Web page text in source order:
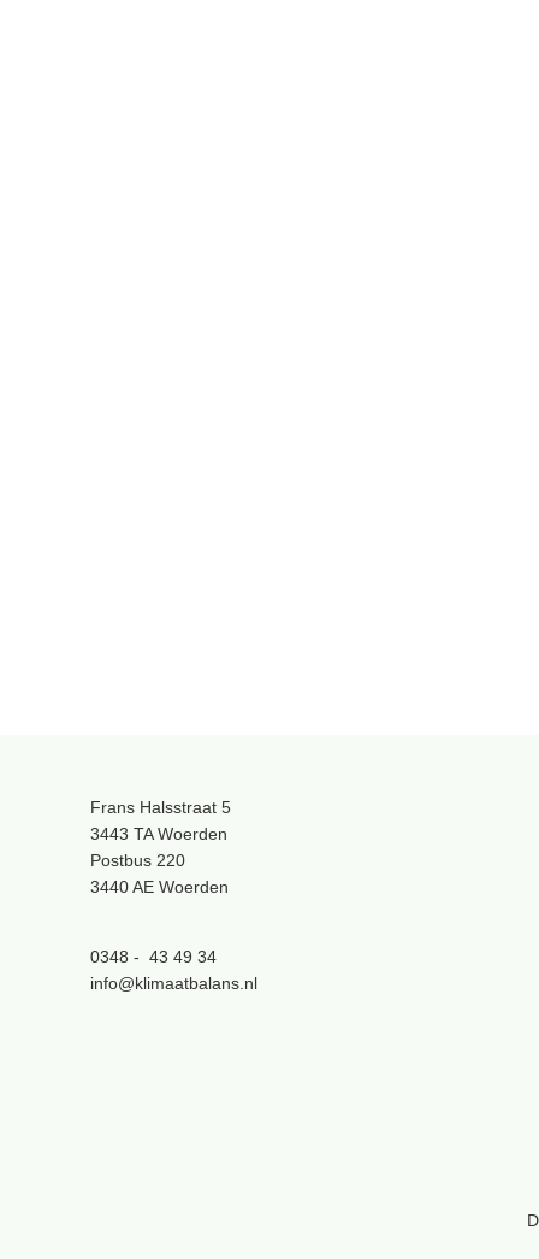
Frans Halsstraat 5
3443 TA Woerden
Postbus 220
3440 AE Woerden
0348 - 43 49 34
info@klimaatbalans.nl